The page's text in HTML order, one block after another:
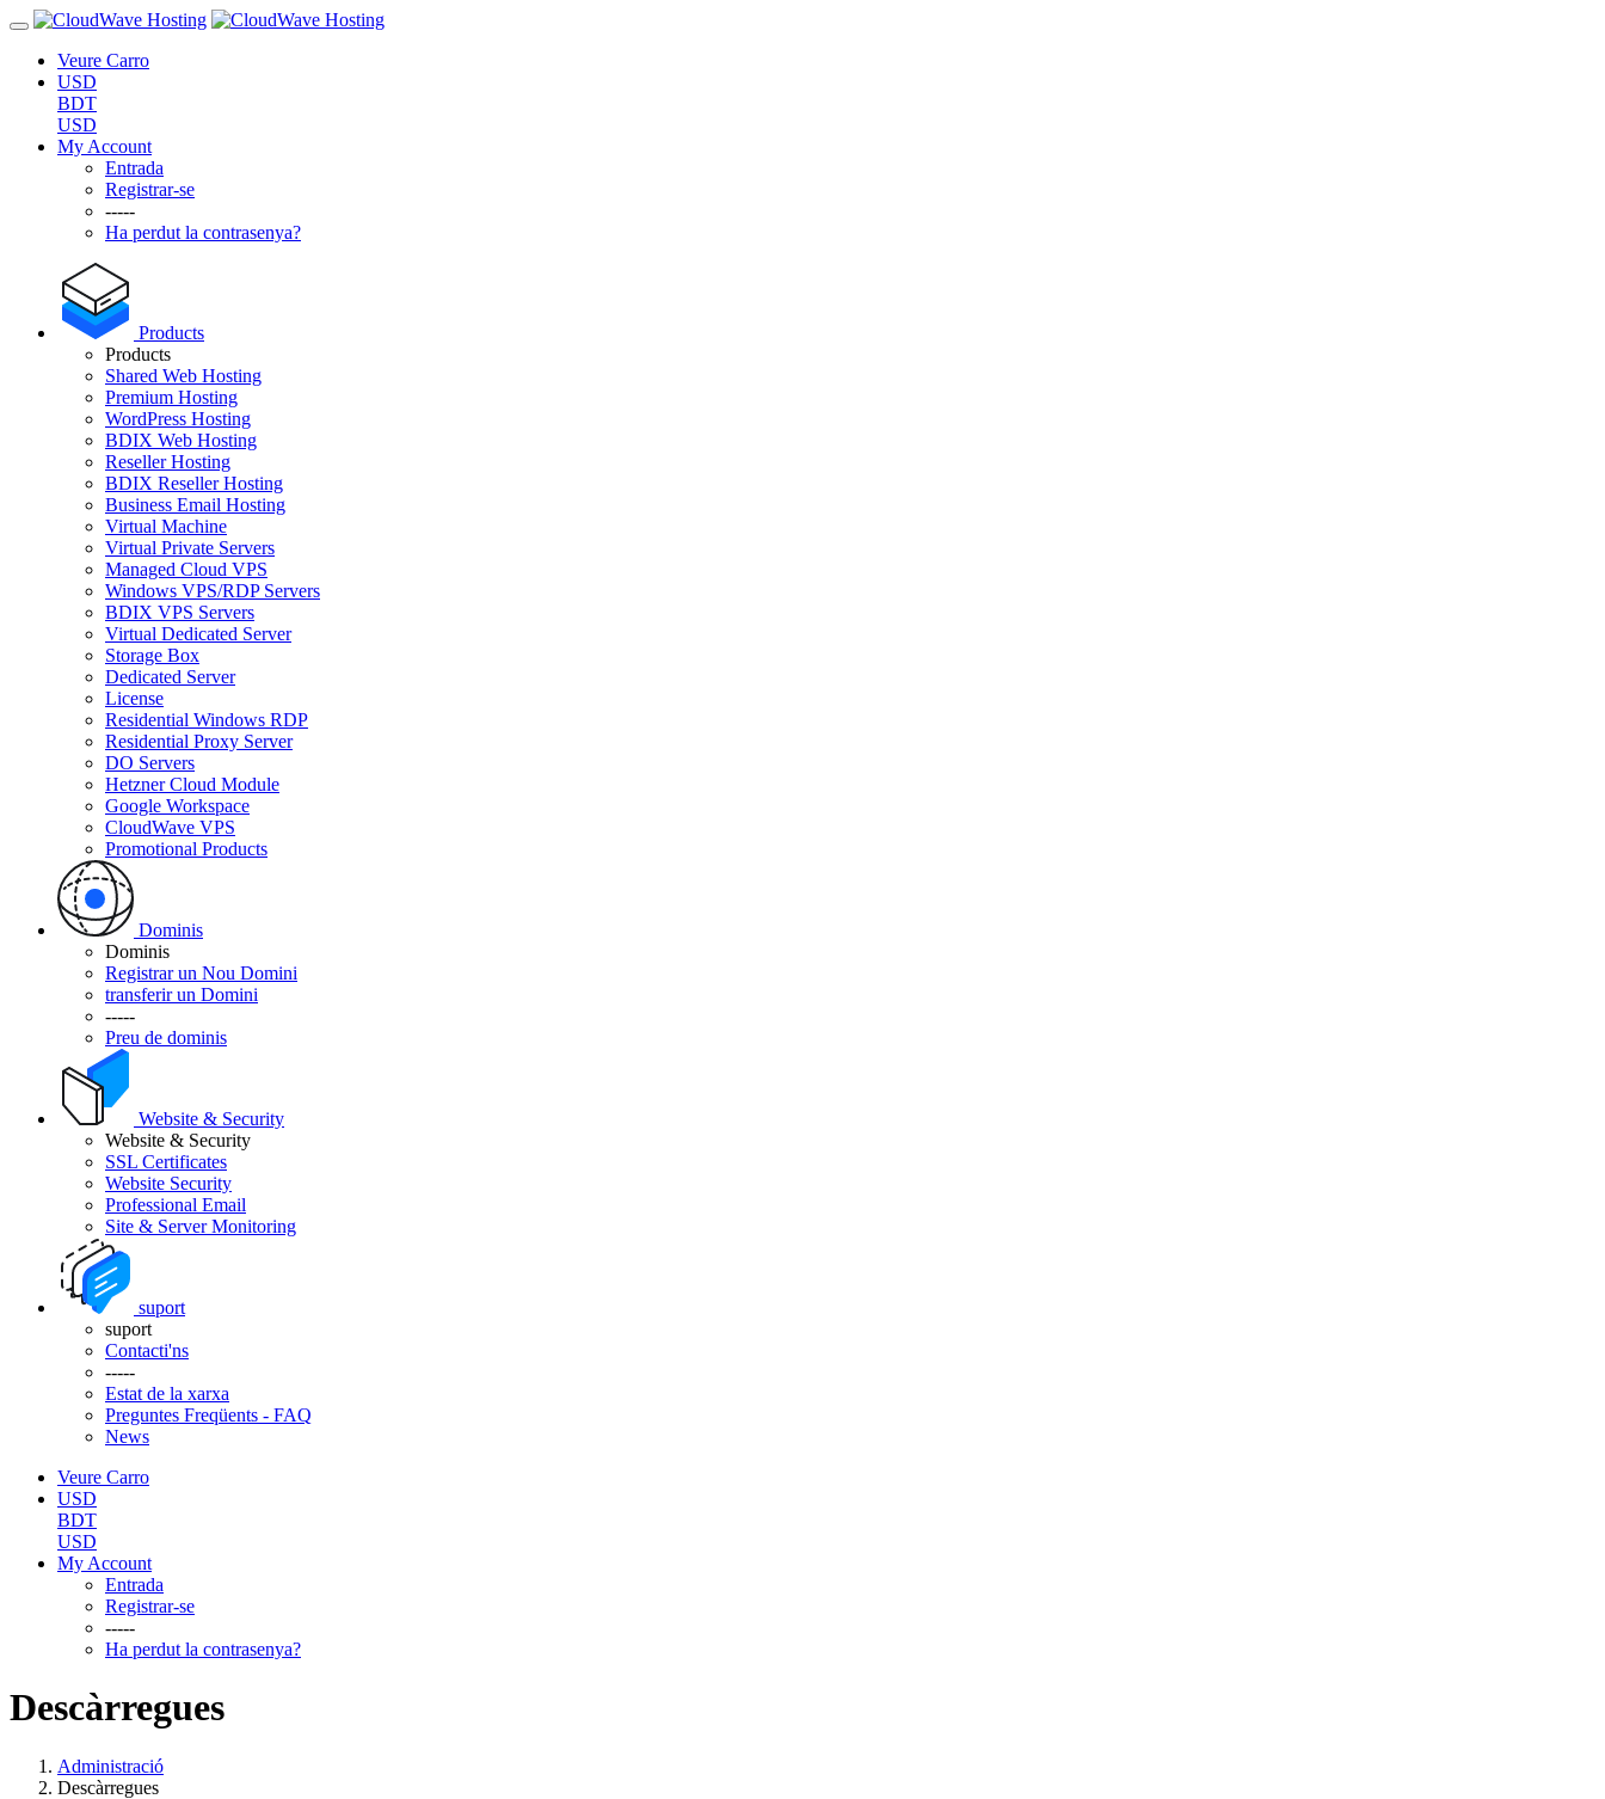
Veure Carro
USD
BDT
USD
My Account
Entrada
Registrar-se
-----
Ha perdut la contrasenya?
Products
Products
Shared Web Hosting
Premium Hosting
WordPress Hosting
BDIX Web Hosting
Reseller Hosting
BDIX Reseller Hosting
Business Email Hosting
Virtual Machine
Virtual Private Servers
Managed Cloud VPS
Windows VPS/RDP Servers
BDIX VPS Servers
Virtual Dedicated Server
Storage Box
Dedicated Server
License
Residential Windows RDP
Residential Proxy Server
DO Servers
Hetzner Cloud Module
Google Workspace
CloudWave VPS
Promotional Products
Dominis
Dominis
Registrar un Nou Domini
transferir un Domini
-----
Preu de dominis
Website & Security
Website & Security
SSL Certificates
Website Security
Professional Email
Site & Server Monitoring
suport
suport
Contacti'ns
-----
Estat de la xarxa
Preguntes Freqüents - FAQ
News
Veure Carro
USD
BDT
USD
My Account
Entrada
Registrar-se
-----
Ha perdut la contrasenya?
Descàrregues
Administració
Descàrregues